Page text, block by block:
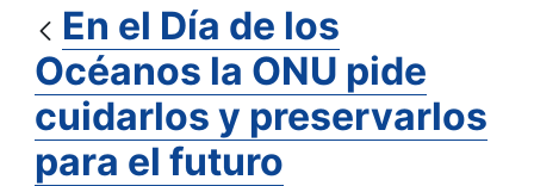
En el Día de los
Océanos la ONU pide
cuidarlos y preservarlos
para el futuro